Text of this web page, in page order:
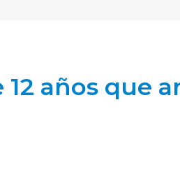
años que